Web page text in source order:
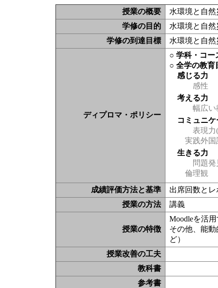
授業の概要
水環境と自
学修の目的
水環境と自
学修の到達目標
水環境と自
ディプロマ・ポリシー
○ 学科・コー
○ 全学の教育
感じる力
感性
考える力
幅広い
コミュニ
表現力(
実践外国
生きる力
問題発
倫理観
成績評価方法と基準
出席回数と
授業の方法
講義
授業の特徴
Moodleを活
その他、能
ど）
授業改善の工夫
教科書
参考書